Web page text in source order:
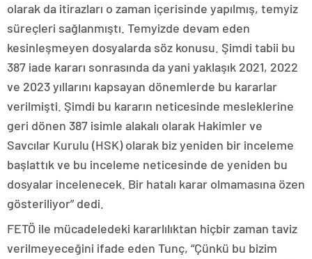
olarak da itirazları o zaman içerisinde yapılmış, temyiz
süreçleri sağlanmıştı. Temyizde devam eden
kesinleşmeyen dosyalarda söz konusu. Şimdi tabii bu
387 iade kararı sonrasında da yani yaklaşık 2021, 2022
ve 2023 yıllarını kapsayan dönemlerde bu kararlar
verilmişti. Şimdi bu kararın neticesinde mesleklerine
geri dönen 387 isimle alakalı olarak Hakimler ve
Savcılar Kurulu (HSK) olarak biz yeniden bir inceleme
başlattık ve bu inceleme neticesinde de yeniden bu
dosyalar incelenecek. Bir hatalı karar olmamasına özen
gösteriliyor” dedi.
FETÖ ile mücadeledeki kararlılıktan hiçbir zaman taviz
verilmeyeceğini ifade eden Tunç, “Çünkü bu bizim